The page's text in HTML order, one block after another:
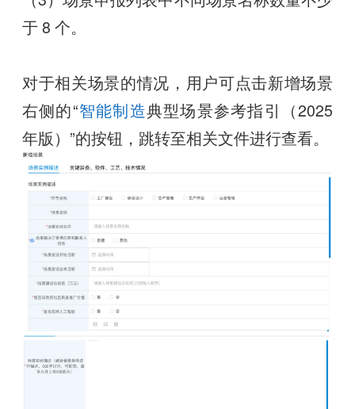
于 8 个。
对于相关场景的情况，用户可点击新增场景
右侧的“智能制造典型场景参考指引（2025
年版）”的按钮，跳转至相关文件进行查看。